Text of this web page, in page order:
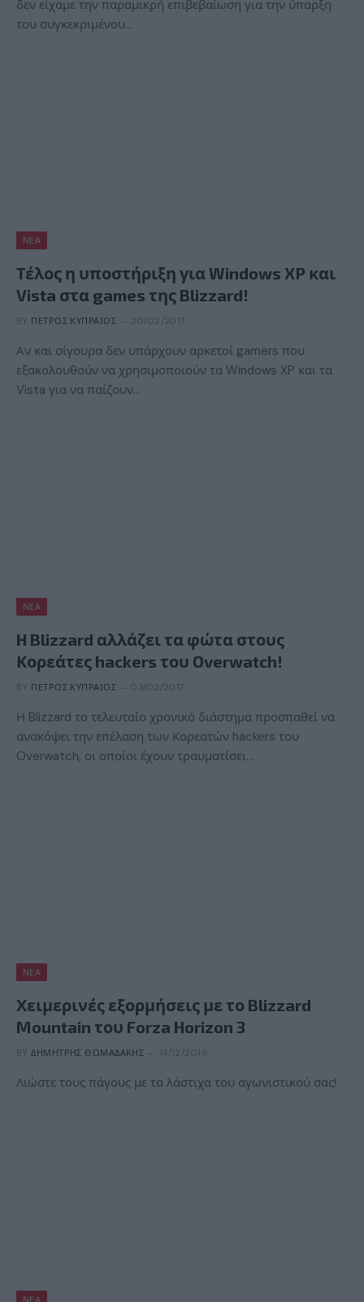
δεν είχαμε την παραμικρή επιβεβαίωση για την ύπαρξη
του συγκεκριμένου…
ΝΈΑ
Τέλος η υποστήριξη για Windows XP και
Vista στα games της Blizzard!
BY ΠΈΤΡΟΣ ΚΥΠΡΑΊΟΣ 20/02/2017
Αν και σίγουρα δεν υπάρχουν αρκετοί gamers που
εξακολουθούν να χρησιμοποιούν τα Windows XP και τα
Vista για να παίζουν…
ΝΈΑ
H Blizzard αλλάζει τα φώτα στους
Κορεάτες hackers του Overwatch!
BY ΠΈΤΡΟΣ ΚΥΠΡΑΊΟΣ 03/02/2017
Η Blizzard το τελευταίο χρονικό διάστημα προσπαθεί να
ανακόψει την επέλαση των Κορεατών hackers του
Overwatch, οι οποίοι έχουν τραυματίσει…
ΝΈΑ
Χειμερινές εξορμήσεις με το Blizzard
Mountain του Forza Horizon 3
BY ΔΗΜΉΤΡΗΣ ΘΩΜΑΔΆΚΗΣ 14/12/2016
Λιώστε τους πάγους με τα λάστιχα του αγωνιστικού σας!
ΝΈΑ